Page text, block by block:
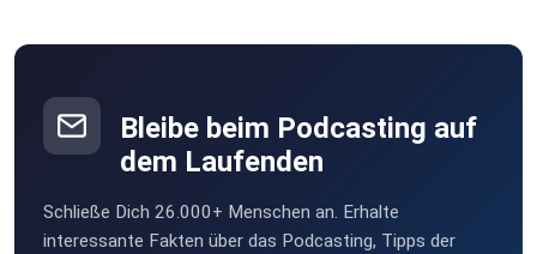
v0okhjgy
anna.habimana-ihXa
Bleibe beim Podcasting auf
dem Laufenden
Schließe Dich 26.000+ Menschen an. Erhalte
interessante Fakten über das Podcasting, Tipps der